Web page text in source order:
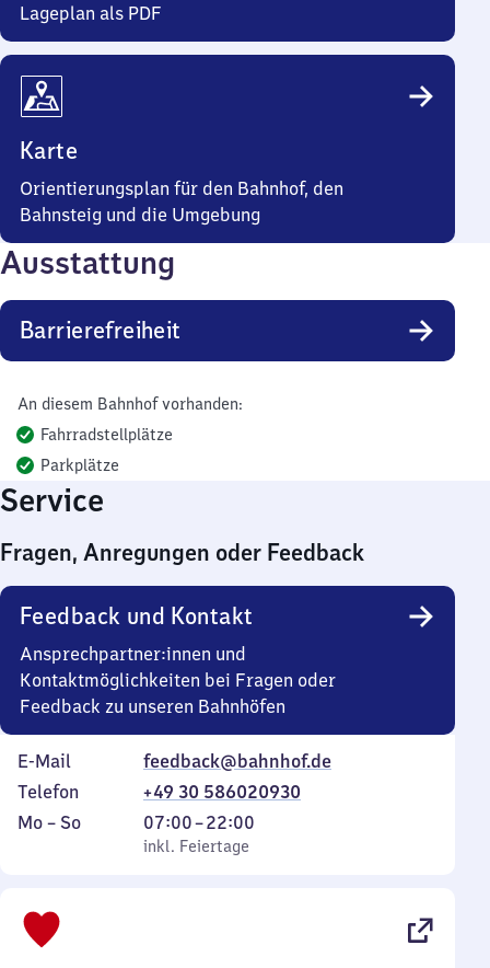
Lageplan als PDF
Karte
Orientierungsplan für den Bahnhof, den
Bahnsteig und die Umgebung
Ausstattung
Barrierefreiheit
An diesem Bahnhof vorhanden:
Fahrradstellplätze
Parkplätze
Service
Fragen, Anregungen oder Feedback
Feedback und Kontakt
Ansprechpartner:innen und
Kontaktmöglichkeiten bei Fragen oder
Feedback zu unseren Bahnhöfen
E-Mail
feedback@bahnhof.de
Telefon
+49 30 586020930
Montag
Mo – So,
inkl. Feiertage
07:00–22:00
Von
7
inkl. Feiertage